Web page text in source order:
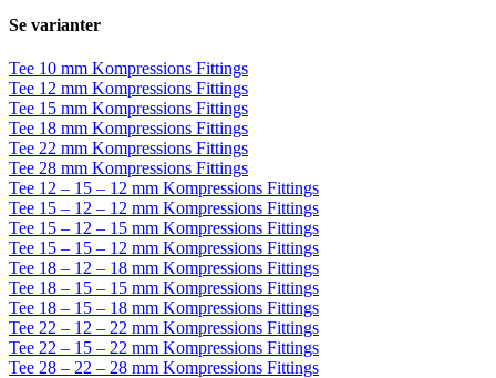
Se varianter
Tee 10 mm Kompressions Fittings
Tee 12 mm Kompressions Fittings
Tee 15 mm Kompressions Fittings
Tee 18 mm Kompressions Fittings
Tee 22 mm Kompressions Fittings
Tee 28 mm Kompressions Fittings
Tee 12 – 15 – 12 mm Kompressions Fittings
Tee 15 – 12 – 12 mm Kompressions Fittings
Tee 15 – 12 – 15 mm Kompressions Fittings
Tee 15 – 15 – 12 mm Kompressions Fittings
Tee 18 – 12 – 18 mm Kompressions Fittings
Tee 18 – 15 – 15 mm Kompressions Fittings
Tee 18 – 15 – 18 mm Kompressions Fittings
Tee 22 – 12 – 22 mm Kompressions Fittings
Tee 22 – 15 – 22 mm Kompressions Fittings
Tee 28 – 22 – 28 mm Kompressions Fittings